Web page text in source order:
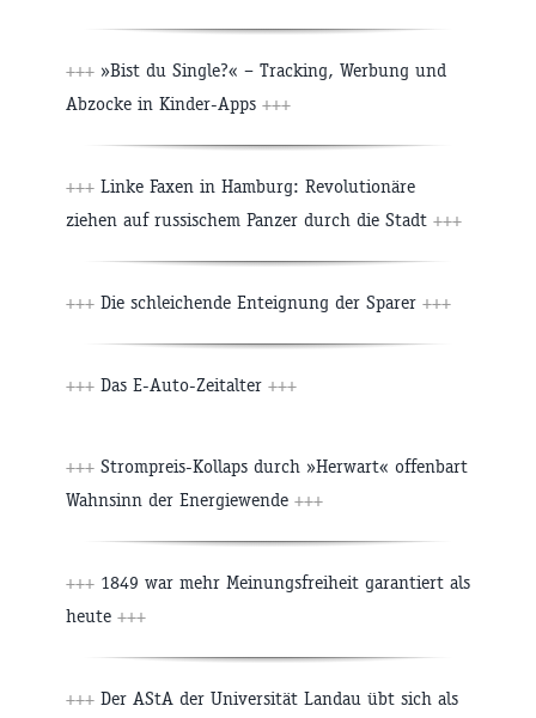
+++ »Bist du Single?« – Tracking, Werbung und
Abzocke in Kinder-Apps +++
+++ Linke Faxen in Hamburg: Revolutionäre
ziehen auf russischem Panzer durch die Stadt +++
+++ Die schleichende Enteignung der Sparer +++
+++ Das E-Auto-Zeitalter +++
+++ Strompreis-Kollaps durch »Herwart« offenbart
Wahnsinn der Energiewende +++
+++ 1849 war mehr Meinungsfreiheit garantiert als
heute +++
+++ Der AStA der Universität Landau übt sich als